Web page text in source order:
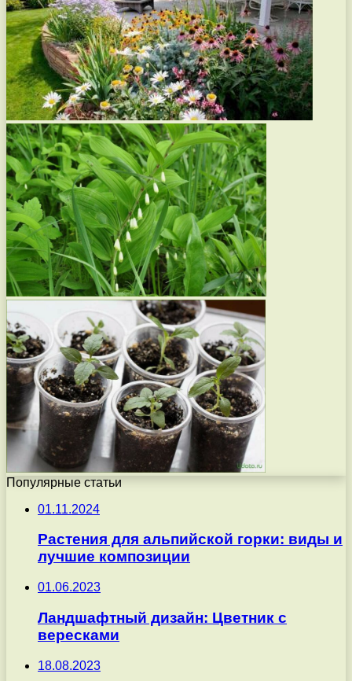
Популярные статьи
01.11.2024
Растения для альпийской горки: виды и
лучшие композиции
01.06.2023
Ландшафтный дизайн: Цветник с
вересками
18.08.2023